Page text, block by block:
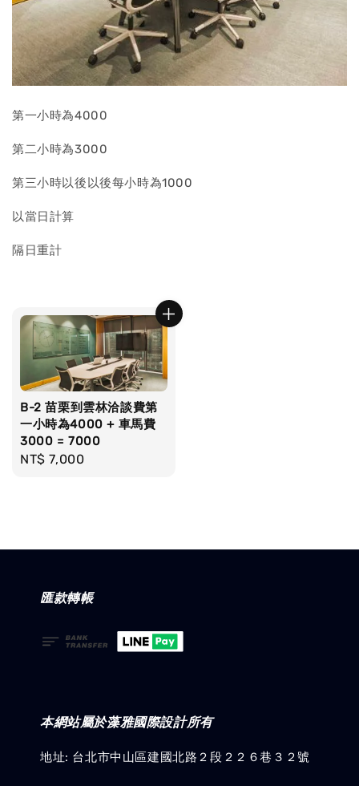
第一小時為4000
第二小時為3000
第三小時以後以後每小時為1000
以當日計算
隔日重計
B-2 苗栗到雲林洽談費第
一小時為4000 + 車馬費
3000 = 7000
Regular
NT$ 7,000
匯款轉帳
本網站屬於藻雅國際設計所有
地址: 台北市中山區建國北路２段２２６巷３２號